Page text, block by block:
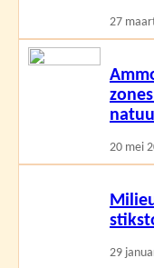
27
20 mei
Lees
29